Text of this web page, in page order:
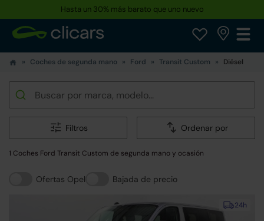
Hasta un 30% más barato que uno nuevo
Coches de segunda mano Ford Transit Custom Diésel
Filtros Ordenar por
1 Coches Ford Transit Custom de segunda mano y ocasión
Ofertas Opel Bajada de precio
24h